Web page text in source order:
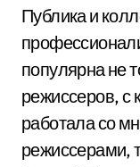
Публика и
популярна не
режиссеров, с
работала со
режиссерами,